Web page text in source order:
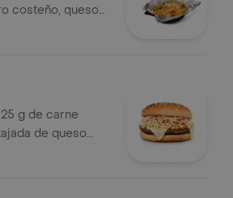
costeño, queso
salsa Corral,
g de carne
de queso
callejera, salsa